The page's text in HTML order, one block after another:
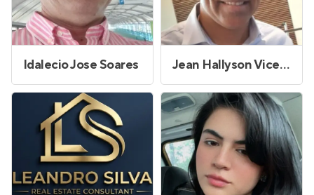
Idalecio Jose Soares Jean Hallyson Vicente Ferreira